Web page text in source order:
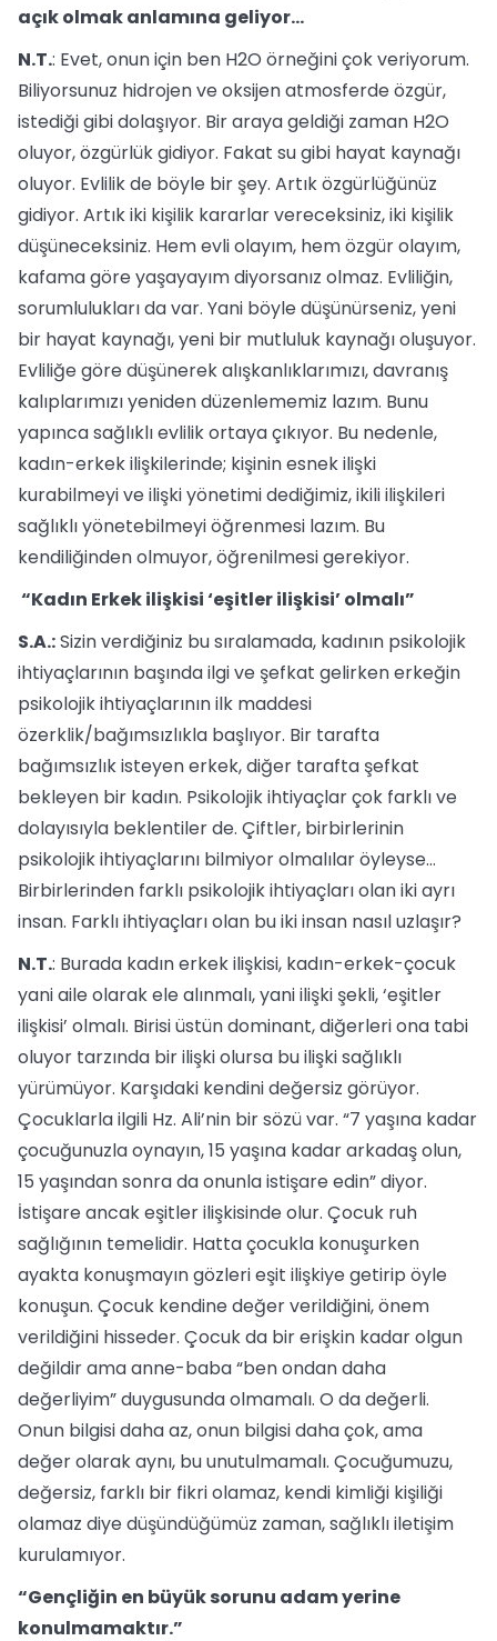
açık olmak anlamına geliyor...
N.T.: Evet, onun için ben H2O örneğini çok veriyorum.
Biliyorsunuz hidrojen ve oksijen atmosferde özgür,
istediği gibi dolaşıyor. Bir araya geldiği zaman H2O
oluyor, özgürlük gidiyor. Fakat su gibi hayat kaynağı
oluyor. Evlilik de böyle bir şey. Artık özgürlüğünüz
gidiyor. Artık iki kişilik kararlar vereceksiniz, iki kişilik
düşüneceksiniz. Hem evli olayım, hem özgür olayım,
kafama göre yaşayayım diyorsanız olmaz. Evliliğin,
sorumlulukları da var. Yani böyle düşünürseniz, yeni
bir hayat kaynağı, yeni bir mutluluk kaynağı oluşuyor.
Evliliğe göre düşünerek alışkanlıklarımızı, davranış
kalıplarımızı yeniden düzenlememiz lazım. Bunu
yapınca sağlıklı evlilik ortaya çıkıyor. Bu nedenle,
kadın-erkek ilişkilerinde; kişinin esnek ilişki
kurabilmeyi ve ilişki yönetimi dediğimiz, ikili ilişkileri
sağlıklı yönetebilmeyi öğrenmesi lazım. Bu
kendiliğinden olmuyor, öğrenilmesi gerekiyor.
“Kadın Erkek ilişkisi ‘eşitler ilişkisi’ olmalı”
S.A.:Sizin verdiğiniz bu sıralamada, kadının psikolojik
ihtiyaçlarının başında ilgi ve şefkat gelirken erkeğin
psikolojik ihtiyaçlarının ilk maddesi
özerklik/bağımsızlıkla başlıyor. Bir tarafta
bağımsızlık isteyen erkek, diğer tarafta şefkat
bekleyen bir kadın. Psikolojik ihtiyaçlar çok farklı ve
dolayısıyla beklentiler de. Çiftler, birbirlerinin
psikolojik ihtiyaçlarını bilmiyor olmalılar öyleyse…
Birbirlerinden farklı psikolojik ihtiyaçları olan iki ayrı
insan. Farklı ihtiyaçları olan bu iki insan nasıl uzlaşır?
N.T.: Burada kadın erkek ilişkisi, kadın-erkek-çocuk
yani aile olarak ele alınmalı, yani ilişki şekli, ‘eşitler
ilişkisi’ olmalı. Birisi üstün dominant, diğerleri ona tabi
oluyor tarzında bir ilişki olursa bu ilişki sağlıklı
yürümüyor. Karşıdaki kendini değersiz görüyor.
Çocuklarla ilgili Hz. Ali’nin bir sözü var. “7 yaşına kadar
çocuğunuzla oynayın, 15 yaşına kadar arkadaş olun,
15 yaşından sonra da onunla istişare edin” diyor.
İstişare ancak eşitler ilişkisinde olur. Çocuk ruh
sağlığının temelidir. Hatta çocukla konuşurken
ayakta konuşmayın gözleri eşit ilişkiye getirip öyle
konuşun. Çocuk kendine değer verildiğini, önem
verildiğini hisseder. Çocuk da bir erişkin kadar olgun
değildir ama anne-baba “ben ondan daha
değerliyim” duygusunda olmamalı. O da değerli.
Onun bilgisi daha az, onun bilgisi daha çok, ama
değer olarak aynı, bu unutulmamalı. Çocuğumuzu,
değersiz, farklı bir fikri olamaz, kendi kimliği kişiliği
olamaz diye düşündüğümüz zaman, sağlıklı iletişim
kurulamıyor.
“Gençliğin en büyük sorunu adam yerine
konulmamaktır.”